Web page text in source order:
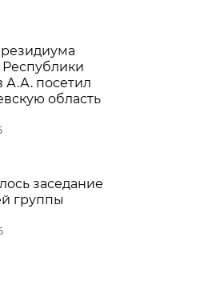
Республики
А.А. посетил
область
заседание
группы